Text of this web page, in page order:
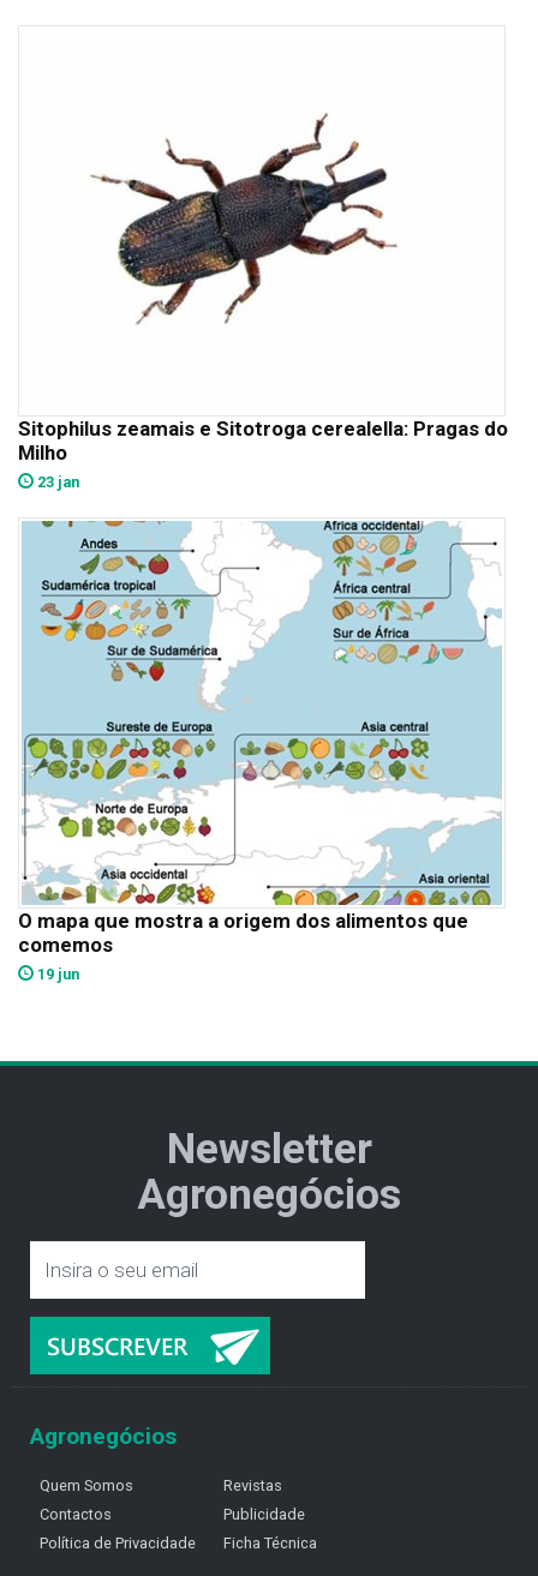
Sitophilus zeamais e Sitotroga cerealella: Pragas do
Milho
23 jan
O mapa que mostra a origem dos alimentos que
comemos
19 jun
Newsletter
Agronegócios
Agronegócios
Quem Somos
Contactos
Política de Privacidade
Revistas
Publicidade
Ficha Técnica